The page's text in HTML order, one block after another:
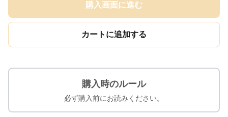
購入画面に進む
カートに追加する
購入時のルール
必ず購入前にお読みください。